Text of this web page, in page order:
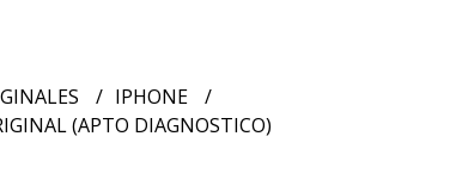
IPHONE
(APTO DIAGNOSTICO)